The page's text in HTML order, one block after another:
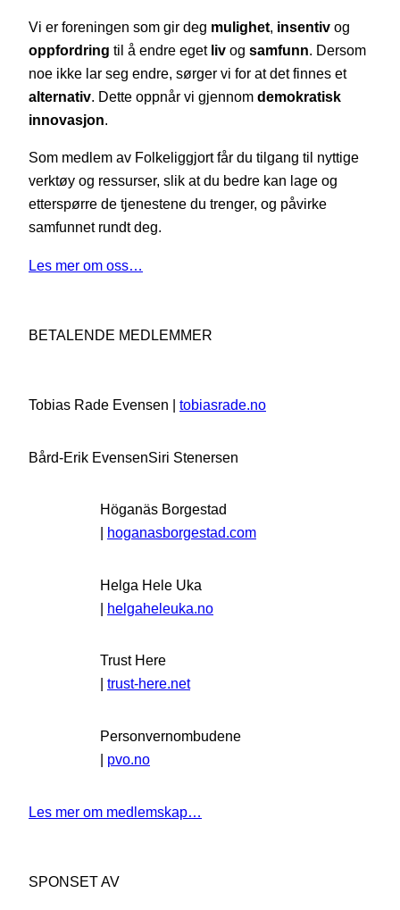
Vi er foreningen som gir deg mulighet, insentiv og
oppfordring til å endre eget liv og samfunn. Dersom
noe ikke lar seg endre, sørger vi for at det finnes et
alternativ. Dette oppnår vi gjennom demokratisk
innovasjon.
Som medlem av Folkeliggjort får du tilgang til nyttige
verktøy og ressurser, slik at du bedre kan lage og
etterspørre de tjenestene du trenger, og påvirke
samfunnet rundt deg.
Les mer om oss…
BETALENDE MEDLEMMER
Tobias Rade Evensen | tobiasrade.no
Bård-Erik EvensenSiri Stenersen
Höganäs Borgestad
| hoganasborgestad.com
Helga Hele Uka
| helgaheleuka.no
Trust Here
trust-here.net
Personvernombudene
| pvo.no
Les mer om medlemskap…
SPONSET AV